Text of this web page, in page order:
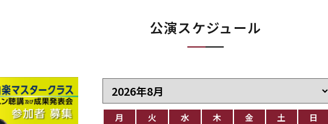
公演スケジュール
月 火 水 木 金 土 日